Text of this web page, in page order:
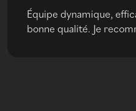
Équipe dynamique,
bonne qualité. Je